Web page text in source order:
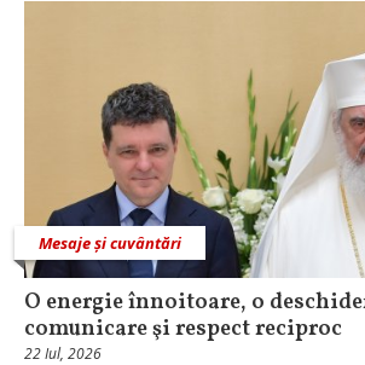
Mesaje și cuvântări
O energie înnoitoare, o
comunicare şi respect reciproc
22 Iul, 2026